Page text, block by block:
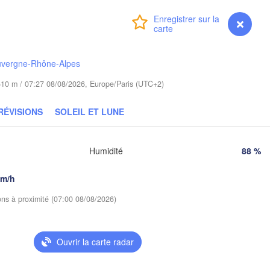
Premium myVentusky Prévisions
Rhône-Alpes
m / 07:27 08/08/2026, Europe/Paris (UTC+2)
SOLEIL ET LUNE
h
Humidité 88 %
à proximité (07:00 08/08/2026)
Ouvrir la carte radar
Łódź
POLOGNE
Budapest Debrecen
SLOVAQUIE
Lublin